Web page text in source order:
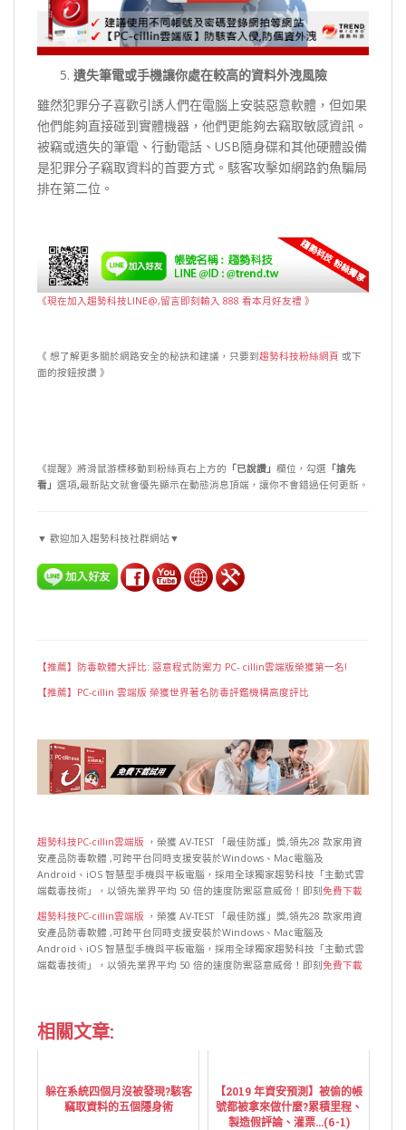
遺失筆電或手機讓你處在較高的資料外洩風險
雖然犯罪分子喜歡引誘人們在電腦上安裝惡意軟體，但如果
他們能夠直接碰到實體機器，他們更能夠去竊取敏感資訊。
被竊或遺失的筆電、行動電話、USB隨身碟和其他硬體設備
是犯罪分子竊取資料的首要方式。駭客攻擊如網路釣魚騙局
排在第二位。
《現在加入趨勢科技LINE@,留言即刻輸入 888 看本月好友禮 》
《 想了解更多關於網路安全的秘訣和建議，只要到 趨勢科技粉絲網頁 或下
面的按鈕按讚 》
《提醒》將滑鼠游標移動到粉絲頁右上方的 「已說讚」 欄位，勾選 「搶先
看」 選項,最新貼文就會優先顯示在動態消息頂端，讓你不會錯過任何更新。
▼ 歡迎加入趨勢科技社群網站▼
【推薦】防毒軟體大評比: 惡意程式防禦力 PC- cillin雲端版榮獲第一名!
【推薦】PC-cillin 雲端版 榮獲世界著名防毒評鑑機構高度評比
趨勢科技PC-cillin雲端版 ，榮獲 AV-TEST 「最佳防護」獎,領先28 款家用資
安產品防毒軟體 ,可跨平台同時支援安裝於Windows、Mac電腦及
Android、iOS 智慧型手機與平板電腦，採用全球獨家趨勢科技「主動式雲
端截毒技術」，以領先業界平均 50 倍的速度防禦惡意威脅！即刻 免費下載
趨勢科技PC-cillin雲端版 ，榮獲 AV-TEST 「最佳防護」獎,領先28 款家用資
安產品防毒軟體 ,可跨平台同時支援安裝於Windows、Mac電腦及
Android、iOS 智慧型手機與平板電腦，採用全球獨家趨勢科技「主動式雲
端截毒技術」，以領先業界平均 50 倍的速度防禦惡意威脅！即刻 免費下載
相關文章:
躲在系統四個月沒被發現?駭客
竊取資料的五個隱身術
【2019 年資安預測】被偷的帳
號都被拿來做什麼?累積里程、
製造假評論、灌票...(6-1)